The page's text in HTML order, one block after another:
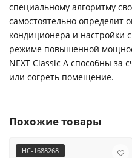
специальному алгоритму
самостоятельно
кондиционера и настройки
режиме повышенной
NEXT Classic A способны за
или согреть помещение.
Похожие товары
НС-1688268